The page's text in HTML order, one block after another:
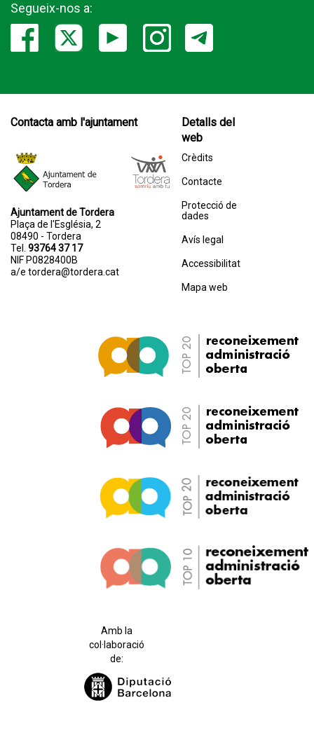
Segueix-nos a:
Contacta amb l'ajuntament
Ajuntament de Tordera
Plaça de l'Església, 2
08490 - Tordera
Tel. 93764 37 17
NIF P0828400B
a/e tordera@tordera.cat
Detalls del
web
Crèdits
Contacte
Protecció de
dades
Avís legal
Accessibilitat
Mapa web
Amb la
col·laboració
de: